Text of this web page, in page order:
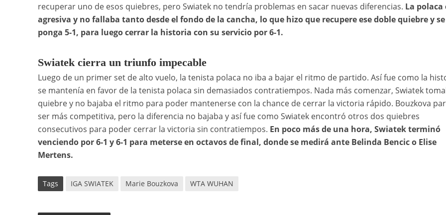
recuperar uno de esos quiebres, pero Swiatek no tendría problemas en sacar nuevas diferencias. La polaca
agresiva y no fallaba tanto desde el fondo de la cancha, lo que hizo que recupere ese doble quiebre y se
ponga 5-1, para luego cerrar la historia con su servicio por 6-1.
Swiatek cierra un triunfo impecable
Luego de un primer set de alto vuelo, la tenista polaca no iba a bajar el ritmo de partido. Así fue como la
se mantenía en favor de la tenista polaca sin demasiados contratiempos. Nada más comenzar, Swiatek
quiebre y no bajaba el ritmo para poder mantenerse con la chance de cerrar la victoria rápido. Bouzkova
ser más competitiva, pero la diferencia no bajaba y así fue como Swiatek encontró otros dos quiebres
consecutivos para poder cerrar la victoria sin contratiempos. En poco más de una hora, Swiatek terminó
venciendo por 6-1 y 6-1 para meterse en octavos de final, donde se medirá ante Belinda Bencic o Elise
Mertens.
Tags IGA SWIATEK Marie Bouzkova WTA WUHAN